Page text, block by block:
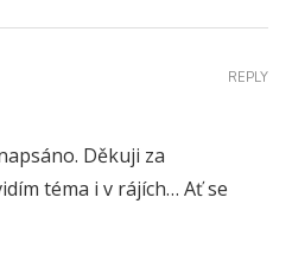
Děkuji za
téma i v rájích… Ať se
REPLY